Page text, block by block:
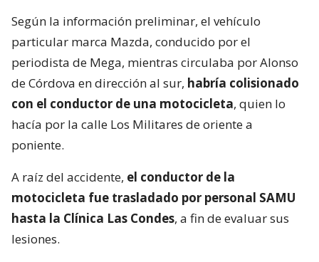
Según la información preliminar, el vehículo
particular marca Mazda, conducido por el
periodista de Mega, mientras circulaba por Alonso
de Córdova en dirección al sur, habría colisionado
con el conductor de una motocicleta, quien lo
hacía por la calle Los Militares de oriente a
poniente.
A raíz del accidente, el conductor de la
motocicleta fue trasladado por personal SAMU
hasta la Clínica Las Condes, a fin de evaluar sus
lesiones.